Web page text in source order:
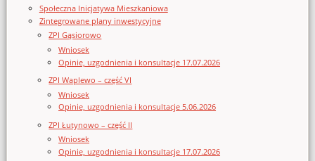
Społeczna Inicjatywa Mieszkaniowa
Zintegrowane plany inwestycyjne
ZPI Gąsiorowo
Wniosek
Opinie, uzgodnienia i konsultacje 17.07.2026
ZPI Waplewo – część VI
Wniosek
Opinie, uzgodnienia i konsultacje 5.06.2026
ZPI Łutynowo – część II
Wniosek
Opinie, uzgodnienia i konsultacje 17.07.2026